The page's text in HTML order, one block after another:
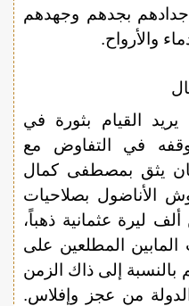
بجدهم وجهدهم
والأرواح.
القيام بثورة في
في التفاوض مع
كان يثق بمصطفى كمال
الأناضول بصلاحيات
ليرة عثمانية ذهباً،
المطلعين على
بالنسبة إلى ذاك الزمن
من عجز وإفلاس.